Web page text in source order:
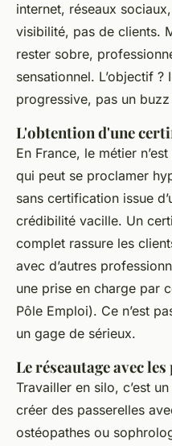
internet, réseaux
visibilité, pas de clients.
rester sobre,
sensationnel. L’objectif
progressive, pas un
L'obtention d'une
En France, le métier
qui peut se proclamer
sans certification issue
crédibilité vacille. Un
complet rassure les
avec d’autres
une prise en charge par
Pôle Emploi). Ce n’est
un gage de sérieux.
Le réseautage avec
Travailler en silo, c’est
créer des passerelles
ostéopathes ou